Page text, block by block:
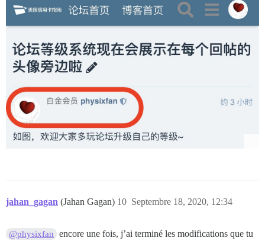
jahan_gagan (Jahan Gagan) Septembre 18, 2020, 12:34
10
@physixfan
encore une fois, j’ai terminé les modifications que tu